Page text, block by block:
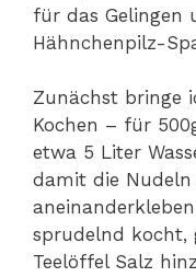
für das Gelingen
Hähnchenpilz-
Zunächst bringe
Kochen – für
etwa 5 Liter
damit die
sprudelnd kocht,
Teelöffel Salz